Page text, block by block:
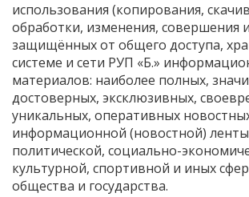
использования (копирования,
обработки, изменения, совершения
защищённых от общего доступа,
системе и сети РУП «Б.»
материалов: наиболее полных,
достоверных, эксклюзивных,
уникальных, оперативных
информационной (новостной)
политической, социально-
культурной, спортивной и иных
общества и государства.